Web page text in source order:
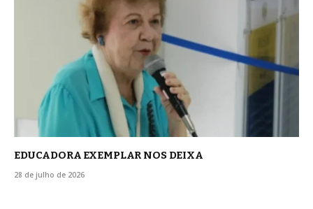
EDUCADORA EXEMPLAR NOS DEIXA
28 de julho de 2026